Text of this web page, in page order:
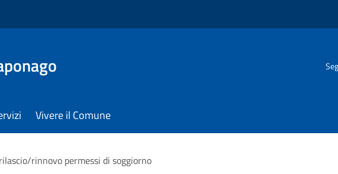
Vivere il Comune
rinnovo permessi di soggiorno